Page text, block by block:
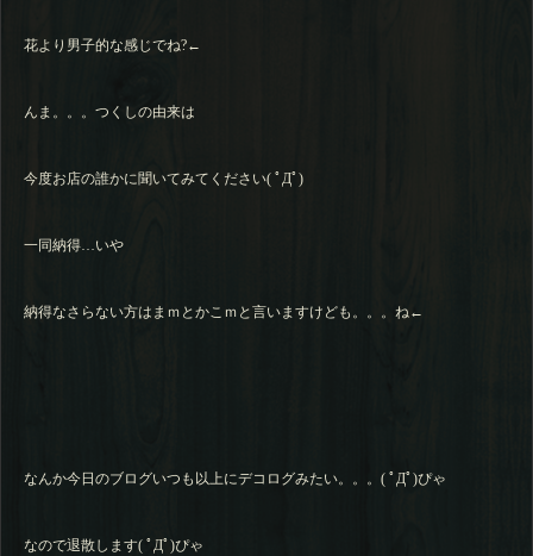
花より男子的な感じでね?←
んま。。。つくしの由来は
今度お店の誰かに聞いてみてください( ﾟДﾟ)
一同納得…いや
納得なさらない方はまｍとかこｍと言いますけども。。。ね←
なんか今日のブログいつも以上にデコログみたい。。。( ﾟДﾟ)ぴゃ
なので退散します( ﾟДﾟ)ぴゃ